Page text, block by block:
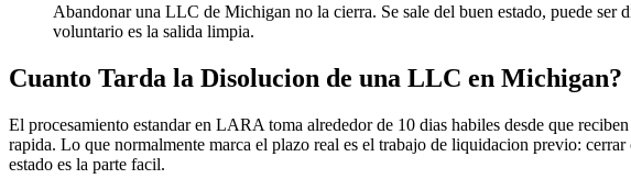
Abandonar una LLC de Michigan no la cierra. Se sale del buen estado, puede
voluntario es la salida limpia.
Cuanto Tarda la Disolucion de una LLC en Michigan?
El procesamiento estandar en LARA toma alrededor de 10 dias habiles desde que
rapida. Lo que normalmente marca el plazo real es el trabajo de liquidacion previo:
estado es la parte facil.